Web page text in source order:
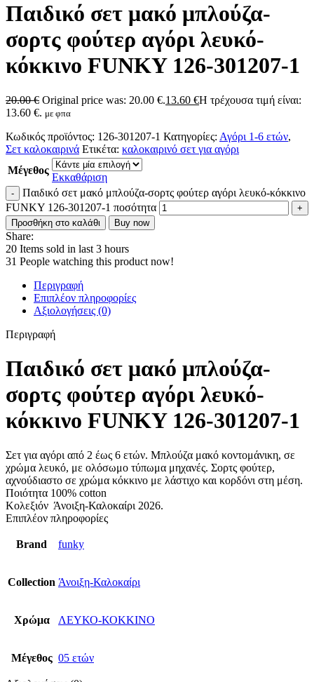
Παιδικό σετ μακό μπλούζα-
σορτς φούτερ αγόρι λευκό-
κόκκινο FUNKY 126-301207-1
20.00€ Original price was: 20.00 €.13.60 €Η τρέχουσα τιμή είναι:
13.60 €. με φπα
Κωδικός προϊόντος: 126-301207-1 Κατηγορίες: Αγόρι 1-6 ετών,
Σετ καλοκαιρινά Ετικέτα: καλοκαιρινό σετ για αγόρι
Μέγεθος
Εκκαθάριση
Παιδικό σετ μακό μπλούζα-σορτς φούτερ αγόρι λευκό-κόκκινο
FUNKY 126-301207-1 ποσότητα
Προσθήκη στο καλάθι Buy now
Share:
20 Items sold in last 3 hours
31 People watching this product now!
Περιγραφή
Επιπλέον πληροφορίες
Αξιολογήσεις (0)
Περιγραφή
Παιδικό σετ μακό μπλούζα-
σορτς φούτερ αγόρι λευκό-
κόκκινο FUNKY 126-301207-1
Σετ για αγόρι από 2 έως 6 ετών. Μπλούζα μακό κοντομάνικη, σε
χρώμα λευκό, με ολόσωμο τύπωμα μηχανές. Σορτς φούτερ,
αχνούδιαστο σε χρώμα κόκκινο με λάστιχο και κορδόνι στη μέση.
Ποιότητα 100% cotton
Κολεξιόν Άνοιξη-Καλοκαίρι 2026.
Επιπλέον πληροφορίες
Brand funky
Collection Άνοιξη-Καλοκαίρι
Χρώμα ΛΕΥΚΟ-ΚΟΚΚΙΝΟ
Μέγεθος 05 ετών